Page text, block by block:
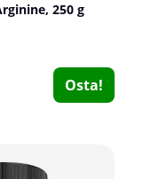
250 g
Osta!
2 kapselia
ja yksi
ota yksi annos